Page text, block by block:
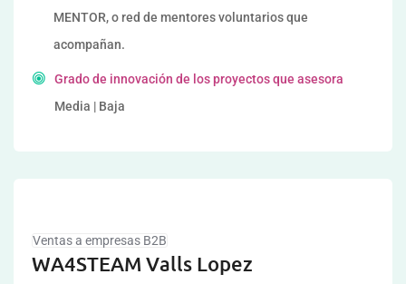
MENTOR, o red de mentores voluntarios que
acompañan.
Grado de innovación de los proyectos que asesora
Media | Baja
Ventas a empresas B2B
WA4STEAM Valls Lopez